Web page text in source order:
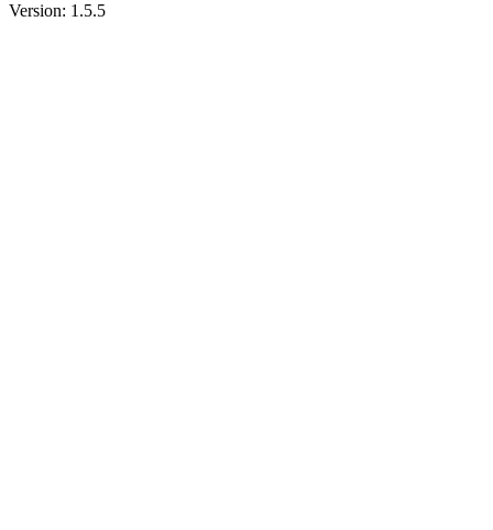
Version: 1.5.5